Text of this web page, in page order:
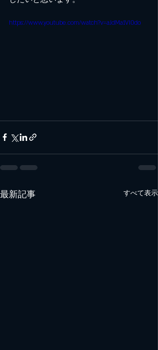
https://www.youtube.com/watch?v=aJdMa1VI0do
最新記事 すべて表示